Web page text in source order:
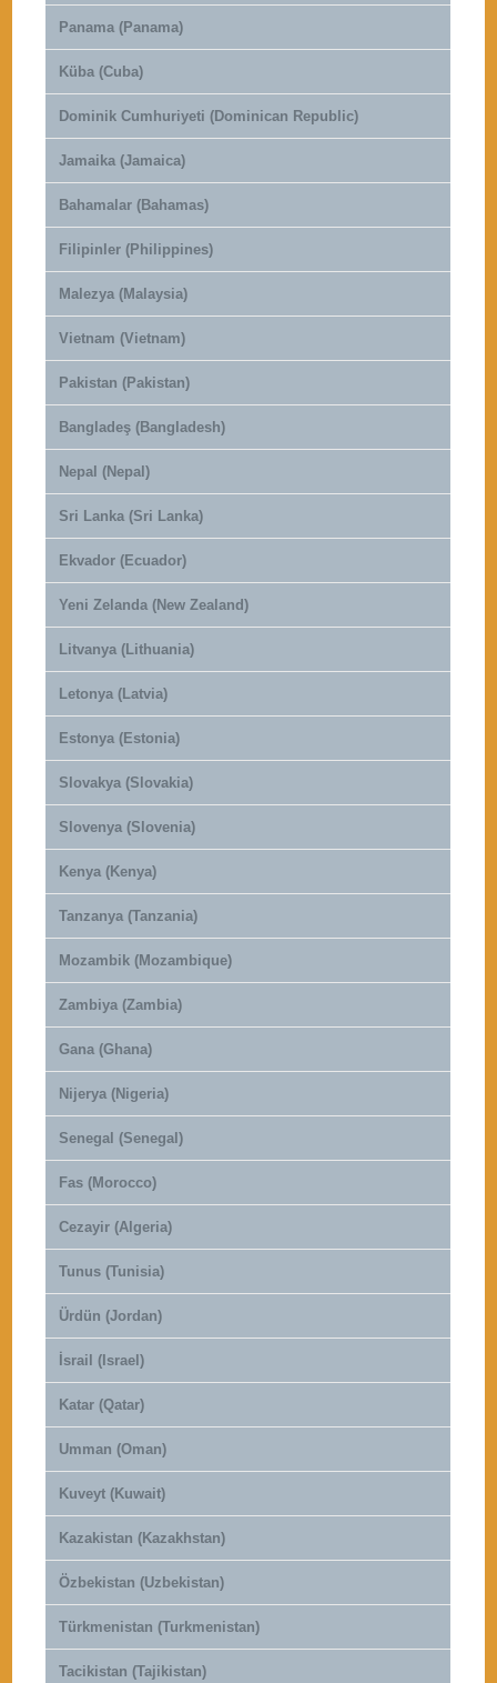
Panama (Panama)
Küba (Cuba)
Dominik Cumhuriyeti (Dominican Republic)
Jamaika (Jamaica)
Bahamalar (Bahamas)
Filipinler (Philippines)
Malezya (Malaysia)
Vietnam (Vietnam)
Pakistan (Pakistan)
Bangladeş (Bangladesh)
Nepal (Nepal)
Sri Lanka (Sri Lanka)
Ekvador (Ecuador)
Yeni Zelanda (New Zealand)
Litvanya (Lithuania)
Letonya (Latvia)
Estonya (Estonia)
Slovakya (Slovakia)
Slovenya (Slovenia)
Kenya (Kenya)
Tanzanya (Tanzania)
Mozambik (Mozambique)
Zambiya (Zambia)
Gana (Ghana)
Nijerya (Nigeria)
Senegal (Senegal)
Fas (Morocco)
Cezayir (Algeria)
Tunus (Tunisia)
Ürdün (Jordan)
İsrail (Israel)
Katar (Qatar)
Umman (Oman)
Kuveyt (Kuwait)
Kazakistan (Kazakhstan)
Özbekistan (Uzbekistan)
Türkmenistan (Turkmenistan)
Tacikistan (Tajikistan)